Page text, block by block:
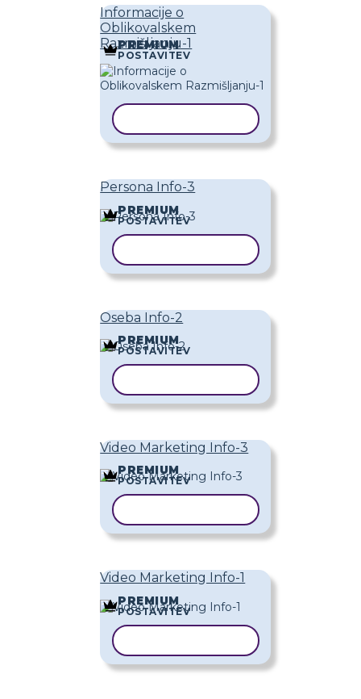
Informacije o
Oblikovalskem
Razmišljanju-1
PREMIUM
POSTAVITEV
Persona Info-3
PREMIUM
POSTAVITEV
Oseba Info-2
PREMIUM
POSTAVITEV
Video Marketing Info-3
PREMIUM
POSTAVITEV
Video Marketing Info-1
PREMIUM
POSTAVITEV